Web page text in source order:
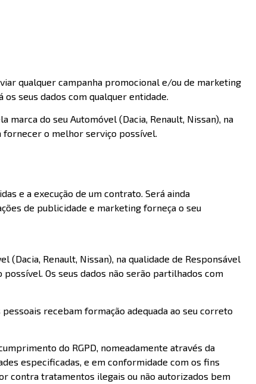
qualquer campanha promocional e/ou de marketing
seus dados com qualquer entidade.
do seu Automóvel (Dacia, Renault, Nissan), na
fornecer o melhor serviço possível.
e a execução de um contrato. Será ainda
de publicidade e marketing forneça o seu
(Dacia, Renault, Nissan), na qualidade de Responsável
Os seus dados não serão partilhados com
recebam formação adequada ao seu correto
do RGPD, nomeadamente através da
especificadas, e em conformidade com os fins
contra tratamentos ilegais ou não autorizados bem